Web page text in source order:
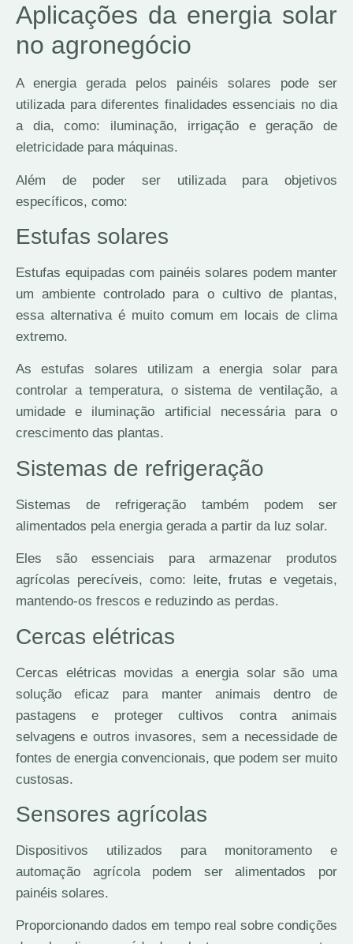
Aplicações da energia solar
no agronegócio
A energia gerada pelos painéis solares pode ser
utilizada para diferentes finalidades essenciais no dia
a dia, como: iluminação, irrigação e geração de
eletricidade para máquinas.
Além de poder ser utilizada para objetivos
específicos, como:
Estufas solares
Estufas equipadas com painéis solares podem manter
um ambiente controlado para o cultivo de plantas,
essa alternativa é muito comum em locais de clima
extremo.
As estufas solares utilizam a energia solar para
controlar a temperatura, o sistema de ventilação, a
umidade e iluminação artificial necessária para o
crescimento das plantas.
Sistemas de refrigeração
Sistemas de refrigeração também podem ser
alimentados pela energia gerada a partir da luz solar.
Eles são essenciais para armazenar produtos
agrícolas perecíveis, como: leite, frutas e vegetais,
mantendo-os frescos e reduzindo as perdas.
Cercas elétricas
Cercas elétricas movidas a energia solar são uma
solução eficaz para manter animais dentro de
pastagens e proteger cultivos contra animais
selvagens e outros invasores, sem a necessidade de
fontes de energia convencionais, que podem ser muito
custosas.
Sensores agrícolas
Dispositivos utilizados para monitoramento e
automação agrícola podem ser alimentados por
painéis solares.
Proporcionando dados em tempo real sobre condições